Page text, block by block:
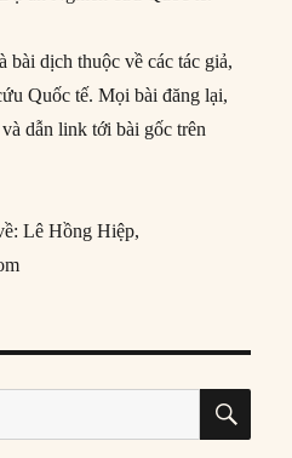
dịch thuộc về các tác giả,
Quốc tế. Mọi bài đăng lại,
dẫn link tới bài gốc trên
Lê Hồng Hiệp,